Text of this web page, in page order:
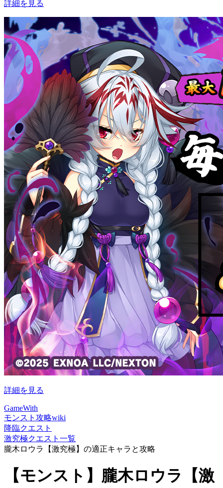
詳細を見る
詳細を見る
GameWith
モンスト攻略wiki
降臨クエスト
激究極クエスト一覧
朧木ロウラ【激究極】の適正キャラと攻略
【モンスト】朧木ロウラ【激